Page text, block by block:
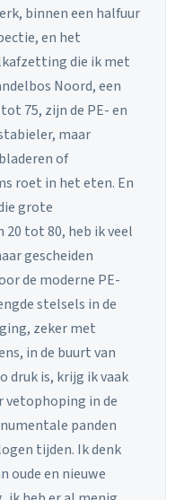
binnen een halfuur
en het
die ik met
Noord, een
75, zijn de PE- en
maar
of
roet in het eten. En
grote
tot 80, heb ik veel
gescheiden
de moderne PE-
stelsels in de
zeker met
in de buurt van
druk is, krijg ik vaak
vetophoping in de
panden
tijden. Ik denk
oude en nieuwe